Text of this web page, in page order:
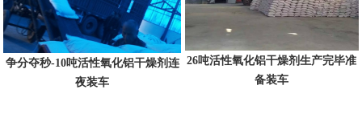
争分夺秒-10吨活性氧化铝干燥剂连
夜装车
26吨活性氧化铝干燥剂生产完毕准
备装车